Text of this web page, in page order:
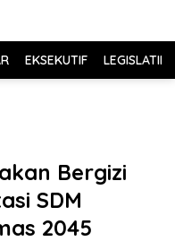
EKSEKUTIF LEGISLATIF
Bergizi
SDM
2045